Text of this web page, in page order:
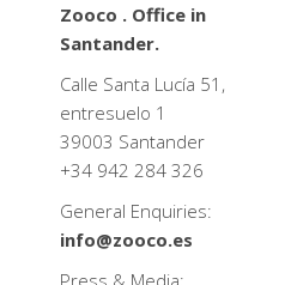
Zooco . Office in
Santander.
Calle Santa Lucía 51,
entresuelo 1
39003 Santander
+34 942 284 326
General Enquiries:
info@zooco.es
Press & Media: